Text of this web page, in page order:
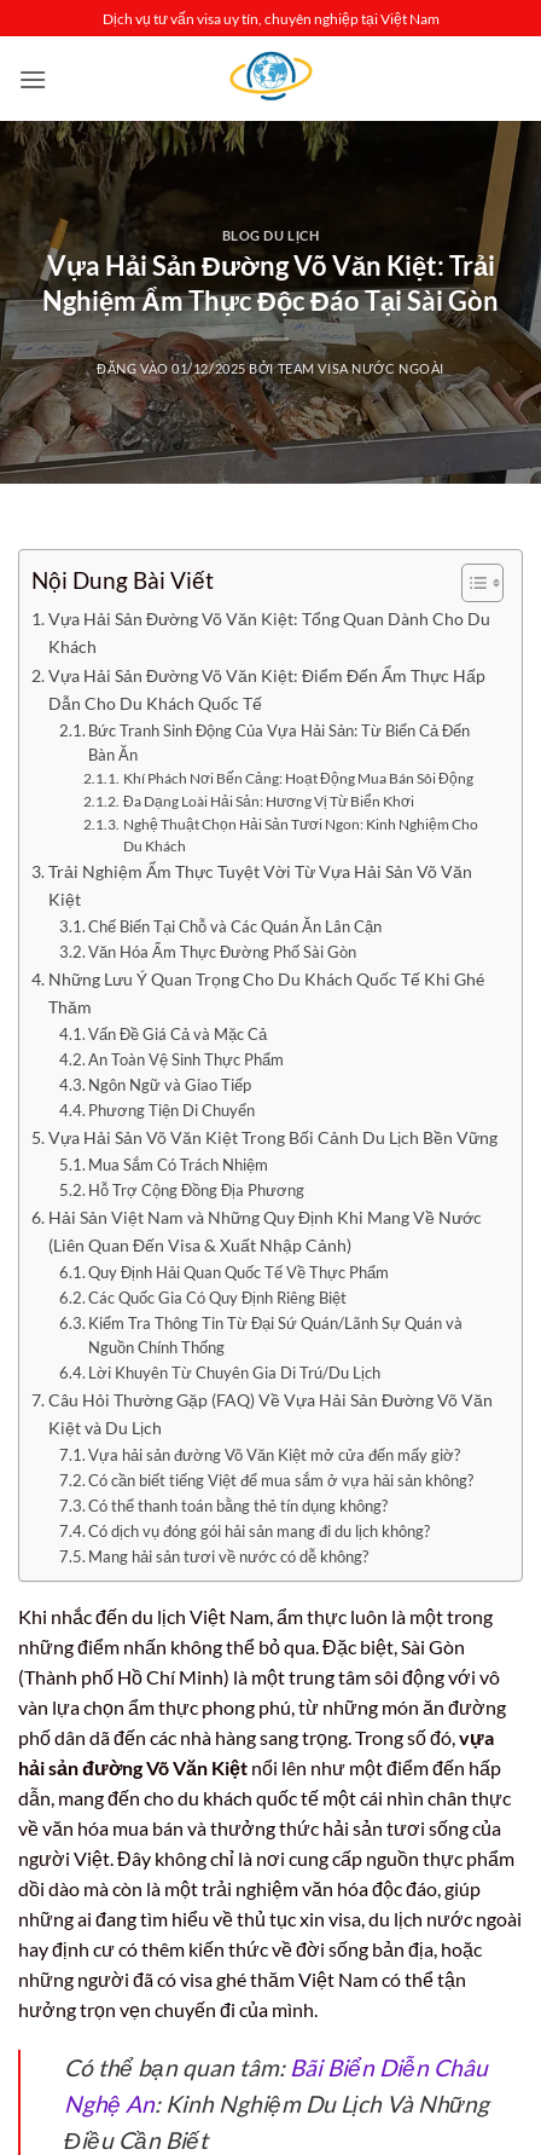
qua
nội
Dịch vụ tư vấn visa uy tín, chuyên nghiệp tại Việt Nam
BLOG DU LỊCH
Vựa Hải Sản Đường Võ Văn Kiệt: Trải
Nghiệm Ẩm Thực Độc Đáo Tại Sài Gòn
ĐĂNG VÀO01/12/2025BỞITEAM VISA NƯỚC NGOÀI
Nội Dung Bài Viết
Vựa Hải Sản Đường Võ Văn Kiệt: Tổng Quan Dành Cho Du
Khách
Vựa Hải Sản Đường Võ Văn Kiệt: Điểm Đến Ẩm Thực Hấp
Dẫn Cho Du Khách Quốc Tế
Bức Tranh Sinh Động Của Vựa Hải Sản: Từ Biển Cả Đến
Bàn Ăn
Khí Phách Nơi Bến Cảng: Hoạt Động Mua Bán Sôi Động
Đa Dạng Loài Hải Sản: Hương Vị Từ Biển Khơi
Nghệ Thuật Chọn Hải Sản Tươi Ngon: Kinh Nghiệm Cho
Du Khách
Trải Nghiệm Ẩm Thực Tuyệt Vời Từ Vựa Hải Sản Võ Văn
Kiệt
Chế Biến Tại Chỗ và Các Quán Ăn Lân Cận
Văn Hóa Ẩm Thực Đường Phố Sài Gòn
Những Lưu Ý Quan Trọng Cho Du Khách Quốc Tế Khi Ghé
Thăm
Vấn Đề Giá Cả và Mặc Cả
An Toàn Vệ Sinh Thực Phẩm
Ngôn Ngữ và Giao Tiếp
Phương Tiện Di Chuyển
Vựa Hải Sản Võ Văn Kiệt Trong Bối Cảnh Du Lịch Bền Vững
Mua Sắm Có Trách Nhiệm
Hỗ Trợ Cộng Đồng Địa Phương
Hải Sản Việt Nam và Những Quy Định Khi Mang Về Nước
(Liên Quan Đến Visa & Xuất Nhập Cảnh)
Quy Định Hải Quan Quốc Tế Về Thực Phẩm
Các Quốc Gia Có Quy Định Riêng Biệt
Kiểm Tra Thông Tin Từ Đại Sứ Quán/Lãnh Sự Quán và
Nguồn Chính Thống
Lời Khuyên Từ Chuyên Gia Di Trú/Du Lịch
Câu Hỏi Thường Gặp (FAQ) Về Vựa Hải Sản Đường Võ Văn
Kiệt và Du Lịch
Vựa hải sản đường Võ Văn Kiệt mở cửa đến mấy giờ?
Có cần biết tiếng Việt để mua sắm ở vựa hải sản không?
Có thể thanh toán bằng thẻ tín dụng không?
Có dịch vụ đóng gói hải sản mang đi du lịch không?
Mang hải sản tươi về nước có dễ không?
Khi nhắc đến du lịch Việt Nam, ẩm thực luôn là một trong
những điểm nhấn không thể bỏ qua. Đặc biệt, Sài Gòn
(Thành phố Hồ Chí Minh) là một trung tâm sôi động với vô
vàn lựa chọn ẩm thực phong phú, từ những món ăn đường
phố dân dã đến các nhà hàng sang trọng. Trong số đó,vựa
hải sản đường Võ Văn Kiệt nổi lên như một điểm đến hấp
dẫn, mang đến cho du khách quốc tế một cái nhìn chân thực
về văn hóa mua bán và thưởng thức hải sản tươi sống của
người Việt. Đây không chỉ là nơi cung cấp nguồn thực phẩm
dồi dào mà còn là một trải nghiệm văn hóa độc đáo, giúp
những ai đang tìm hiểu về thủ tục xin visa, du lịch nước ngoài
hay định cư có thêm kiến thức về đời sống bản địa, hoặc
những người đã có visa ghé thăm Việt Nam có thể tận
hưởng trọn vẹn chuyến đi của mình.
Có thể bạn quan tâm: Bãi Biển Diễn Châu
Nghệ An: Kinh Nghiệm Du Lịch Và Những
Điều Cần Biết